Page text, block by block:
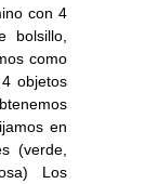
con 4
bolsillo,
como
objetos
en
(verde,
Los